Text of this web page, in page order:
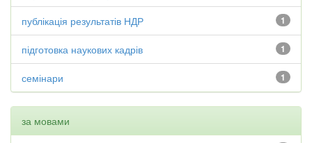
1
публікація результатів НДР
1
підготовка наукових кадрів
1
семінари
за мовами